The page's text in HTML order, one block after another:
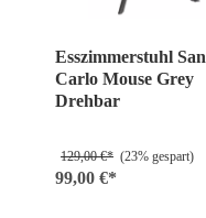
Esszimmerstuhl San
Carlo Mouse Grey
Drehbar
129,00 €* (23% gespart)
99,00 €*